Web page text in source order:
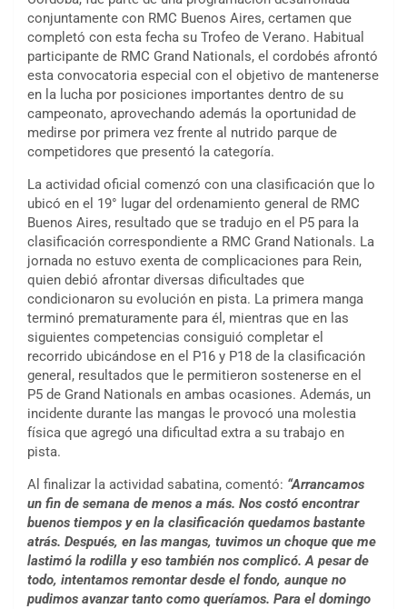
conjuntamente con RMC Buenos Aires, certamen que
completó con esta fecha su Trofeo de Verano. Habitual
participante de RMC Grand Nationals, el cordobés afrontó
esta convocatoria especial con el objetivo de mantenerse
en la lucha por posiciones importantes dentro de su
campeonato, aprovechando además la oportunidad de
medirse por primera vez frente al nutrido parque de
competidores que presentó la categoría.
La actividad oficial comenzó con una clasificación que lo
ubicó en el 19° lugar del ordenamiento general de RMC
Buenos Aires, resultado que se tradujo en el P5 para la
clasificación correspondiente a RMC Grand Nationals. La
jornada no estuvo exenta de complicaciones para Rein,
quien debió afrontar diversas dificultades que
condicionaron su evolución en pista. La primera manga
terminó prematuramente para él, mientras que en las
siguientes competencias consiguió completar el
recorrido ubicándose en el P16 y P18 de la clasificación
general, resultados que le permitieron sostenerse en el
P5 de Grand Nationals en ambas ocasiones. Además, un
incidente durante las mangas le provocó una molestia
física que agregó una dificultad extra a su trabajo en
pista.
Al finalizar la actividad sabatina, comentó: “Arrancamos
un fin de semana de menos a más. Nos costó encontrar
buenos tiempos y en la clasificación quedamos bastante
atrás. Después, en las mangas, tuvimos un choque que me
lastimó la rodilla y eso también nos complicó. A pesar de
todo, intentamos remontar desde el fondo, aunque no
pudimos avanzar tanto como queríamos. Para el domingo